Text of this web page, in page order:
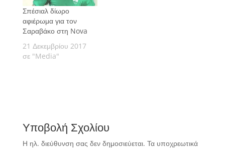
Σπέσιαλ δίωρο
αφιέρωμα για τον
Σαραβάκο στη Nova
21 Δεκεμβρίου 2017
σε "Media"
Υποβολή Σχολίου
Η ηλ. διεύθυνση σας δεν δημοσιεύεται. Τα υποχρεωτικά